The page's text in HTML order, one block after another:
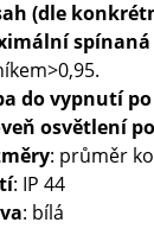
(dle
spínaná
do vypnutí
osvětlení
: průměr
: IP 44
: bílá